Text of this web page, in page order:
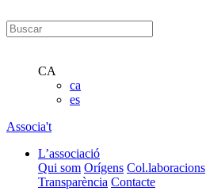
CA
ca
es
Associa't
L’associació
Qui som Orígens Col.laboracions
Transparència Contacte